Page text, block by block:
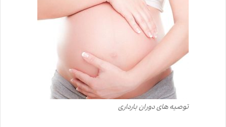
توصیه های دوران بارداری